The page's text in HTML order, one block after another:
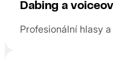
Dabing a
Profesionální hlasy